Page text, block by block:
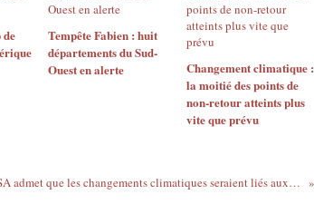
Tempête Fabien : huit
départements du Sud-
Ouest en alerte
Changement climatique :
la moitié des points de
non-retour atteints plus
vite que prévu
La NASA admet que les changements climatiques seraient liés aux modifications de l’orbite terrestre, et non aux activités humaines !?